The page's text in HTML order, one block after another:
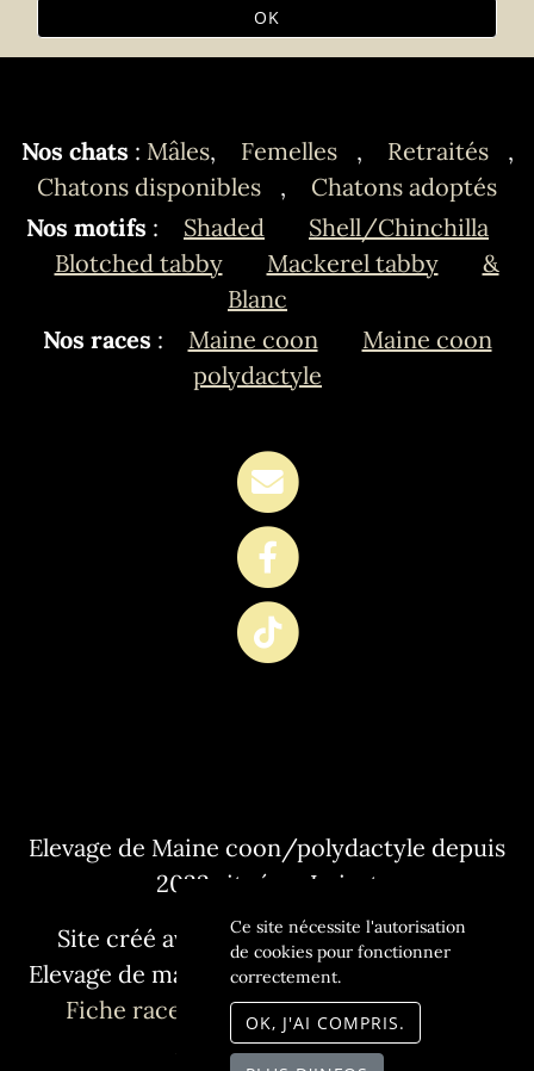
OK
Nos chats : Mâles, Femelles , Retraités
,
Chatons disponibles
,
Chatons adoptés
Nos motifs : Shaded
Shell/Chinchilla
Blotched tabby
Mackerel tabby
&
Blanc
Nos races : Maine coon
Maine coon
polydactyle
Elevage de Maine coon/polydactyle depuis
2022 situé en Loiret
Site créé avec
WeBreed- Copyright©
Elevage de maine coon L'Or sauvage 2026 -
Fiche race Maine coon polydactyle
Mentions légales
Ce site nécessite l'autorisation
de cookies pour fonctionner
correctement.
OK, J'AI COMPRIS.